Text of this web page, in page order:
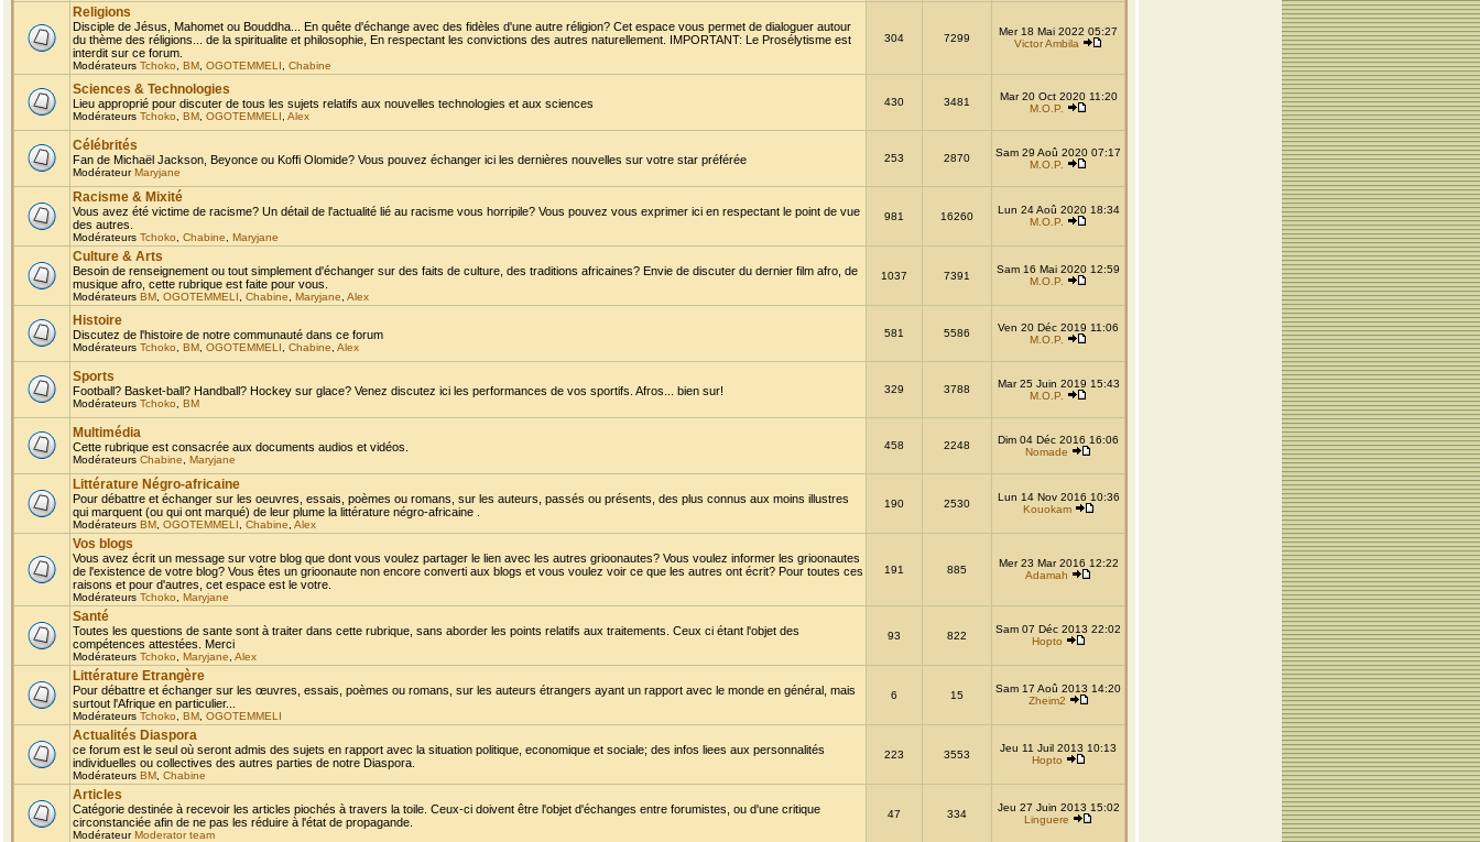
Religions
Disciple de Jésus, Mahomet ou Bouddha... En quête d'échange avec des fidèles d'une autre réligion? Cet espace vous permet de dialoguer autour
du thème des réligions... de la spiritualite et philosophie, En respectant les convictions des autres naturellement. IMPORTANT: Le Prosélytisme est
interdit sur ce forum.
Modérateurs Tchoko BM OGOTEMMELI Chabine
304 7299
Mer 18 Mai 2022 05:27
Victor Ambila
Sciences & Technologies
Lieu approprié pour discuter de tous les sujets relatifs aux nouvelles technologies et aux sciences
Modérateurs Tchoko BM OGOTEMMELI Alex
430 3481
Mar 20 Oct 2020 11:20
M.O.P.
Célébrités
Fan de Michaël Jackson, Beyonce ou Koffi Olomide? Vous pouvez échanger ici les dernières nouvelles sur votre star préférée
ModérateurMaryjane
253 2870
Sam 29 Aoû 2020 07:17
M.O.P.
Racisme & Mixité
Vous avez été victime de racisme? Un détail de l'actualité lié au racisme vous horripile? Vous pouvez vous exprimer ici en respectant le point de vue
des autres.
Modérateurs Tchoko Chabine Maryjane
981 16260
Lun 24 Aoû 2020 18:34
M.O.P.
Culture & Arts
Besoin de renseignement ou tout simplement d'échanger sur des faits de culture, des traditions africaines? Envie de discuter du dernier film afro, de
musique afro, cette rubrique est faite pour vous.
Modérateurs BM OGOTEMMELI Chabine Maryjane Alex
1037 7391
Sam 16 Mai 2020 12:59
M.O.P.
Histoire
Discutez de l'histoire de notre communauté dans ce forum
Modérateurs Tchoko BM OGOTEMMELI Chabine Alex
581 5586
Ven 20 Déc 2019 11:06
M.O.P.
Sports
Football? Basket-ball? Handball? Hockey sur glace? Venez discutez ici les performances de vos sportifs. Afros... bien sur!
Modérateurs Tchoko BM
329 3788
Mar 25 Juin 2019 15:43
M.O.P.
Multimédia
Cette rubrique est consacrée aux documents audios et vidéos.
Modérateurs Chabine Maryjane
458 2248
Dim 04 Déc 2016 16:06
Nomade
Littérature Négro-africaine
Pour débattre et échanger sur les oeuvres, essais, poèmes ou romans, sur les auteurs, passés ou présents, des plus connus aux moins illustres
qui marquent (ou qui ont marqué) de leur plume la littérature négro-africaine .
Modérateurs BM OGOTEMMELI Chabine Alex
190 2530
Lun 14 Nov 2016 10:36
Kouokam
Vos blogs
Vous avez écrit un message sur votre blog que dont vous voulez partager le lien avec les autres grioonautes? Vous voulez informer les grioonautes
de l'existence de votre blog? Vous êtes un grioonaute non encore converti aux blogs et vous voulez voir ce que les autres ont écrit? Pour toutes ces
raisons et pour d'autres, cet espace est le votre.
Modérateurs Tchoko Maryjane
191 885
Mer 23 Mar 2016 12:22
Adamah
Santé
Toutes les questions de sante sont à traiter dans cette rubrique, sans aborder les points relatifs aux traitements. Ceux ci étant l'objet des
compétences attestées. Merci
Modérateurs Tchoko Maryjane Alex
93 822
Sam 07 Déc 2013 22:02
Hopto
Littérature Etrangère
Pour débattre et échanger sur les œuvres, essais, poèmes ou romans, sur les auteurs étrangers ayant un rapport avec le monde en général, mais
surtout l'Afrique en particulier...
Modérateurs Tchoko BM OGOTEMMELI
6 15
Sam 17 Aoû 2013 14:20
Zheim2
Actualités Diaspora
ce forum est le seul où seront admis des sujets en rapport avec la situation politique, economique et sociale; des infos liees aux personnalités
individuelles ou collectives des autres parties de notre Diaspora.
Modérateurs BM Chabine
223 3553
Jeu 11 Juil 2013 10:13
Hopto
Articles
Catégorie destinée à recevoir les articles piochés à travers la toile. Ceux-ci doivent être l'objet d'échanges entre forumistes, ou d'une critique
circonstanciée afin de ne pas les réduire à l'état de propagande.
ModérateurModerator team
47 334
Jeu 27 Juin 2013 15:02
Linguere